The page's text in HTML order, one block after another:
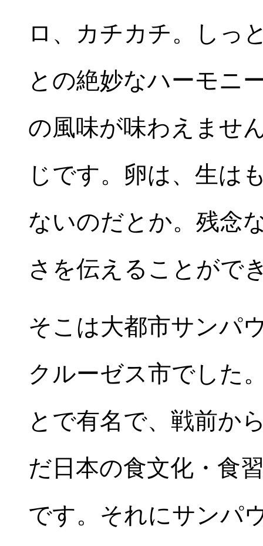
ロ、カチカチ。しっ
との絶妙なハーモニ
の風味が味わえませ
じです。卵は、生は
ないのだとか。残念
さを伝えることがで
そこは大都市サンパ
クルーゼス市でした
とで有名で、戦前か
だ日本の食文化・食
です。それにサンパ